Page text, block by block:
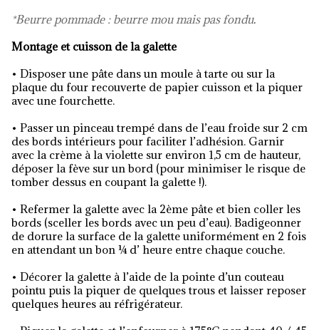
*Beurre pommade : beurre mou mais pas fondu.
Montage et cuisson de la galette
• Disposer une pâte dans un moule à tarte ou sur la
plaque du four recouverte de papier cuisson et la piquer
avec une fourchette.
• Passer un pinceau trempé dans de l’eau froide sur 2 cm
des bords intérieurs pour faciliter l’adhésion. Garnir
avec la crème à la violette sur environ 1,5 cm de hauteur,
déposer la fève sur un bord (pour minimiser le risque de
tomber dessus en coupant la galette !).
• Refermer la galette avec la 2ème pâte et bien coller les
bords (sceller les bords avec un peu d’eau). Badigeonner
de dorure la surface de la galette uniformément en 2 fois
en attendant un bon ¼ d’ heure entre chaque couche.
• Décorer la galette à l’aide de la pointe d’un couteau
pointu puis la piquer de quelques trous et laisser reposer
quelques heures au réfrigérateur.